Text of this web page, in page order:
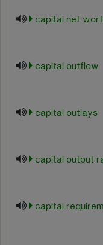
capital net
capital outflow
capital outlays
capital output
capital